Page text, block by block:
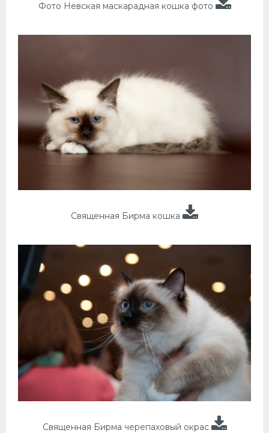
Фото Невская маскарадная кошка фото
Священная Бирма кошка
Священная Бирма черепаховый окрас